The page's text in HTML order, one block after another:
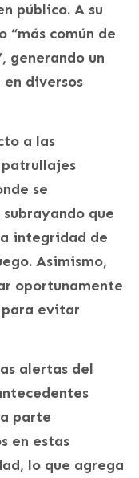
público. A su
“más común de
generando un
diversos
a las
se
que
integridad de
Asimismo,
oportunamente
para evitar
alertas del
parte
en estas
lo que agrega